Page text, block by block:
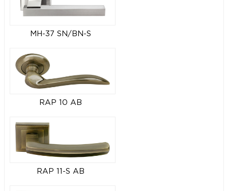
MH-37 SN/BN-S
RAP 10 AB
RAP 11-S AB